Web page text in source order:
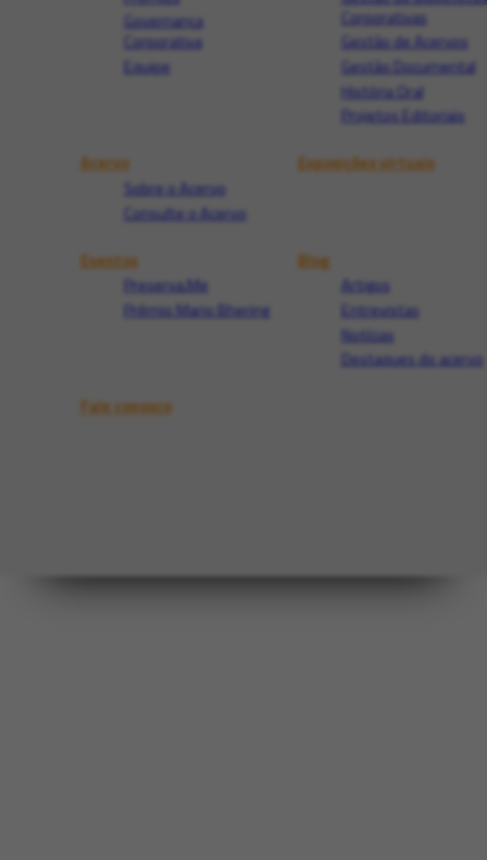
Governança
Corporativa
Equipe
Corporativas
Gestão de Acervos
Gestão Documental
História Oral
Projetos Editoriais
Acervo
Sobre o Acervo
Consulte o Acervo
Exposições virtuais
Eventos
Preserva.Me
Prêmio Mario Bhering
Blog
Artigos
Entrevistas
Notícias
Destaques do acervo
Fale conosco